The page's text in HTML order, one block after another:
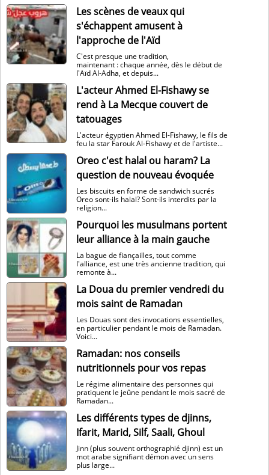
Les scènes de veaux qui
s'échappent amusent à
l'approche de l'Aïd
C'est presque une tradition,
maintenant : chaque année, dès le début de
l'Aïd Al-Adha, et depuis...
L'acteur Ahmed El-Fishawy se
rend à La Mecque couvert de
tatouages
L'acteur égyptien Ahmed El-Fishawy, le fils de
feu la star Farouk Al-Fishawy et de l'artiste...
Oreo c'est halal ou haram? La
question de nouveau évoquée
Les biscuits en forme de sandwich sucrés
Oreo sont-ils halal? Sont-ils interdits par la
religion...
Pourquoi les musulmans portent
leur alliance à la main gauche
La bague de fiançailles, tout comme
l'alliance, est une très ancienne tradition, qui
remonte à...
La Doua du premier vendredi du
mois saint de Ramadan
Les Douas sont des invocations essentielles,
en particulier pendant le mois de Ramadan.
Voici...
Ramadan: nos conseils
nutritionnels pour vos repas
Le régime alimentaire des personnes qui
pratiquent le jeûne pendant le mois sacré de
Ramadan...
Les différents types de djinns,
Ifarit, Marid, Silf, Saali, Ghoul
Jinn (plus souvent orthographié djinn) est un
mot arabe signifiant démon avec un sens
plus large...